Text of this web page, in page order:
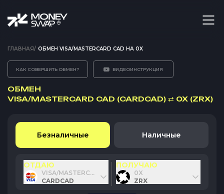
ГЛАВНАЯ/ ОБМЕН VISA/MASTERCARD CAD НА 0X
КАК СОВЕРШИТЬ ОБМЕН? ВИДЕОИНСТРУКЦИЯ
ОБМЕН
VISA/MASTERCARD CAD (CARDCAD) ⇄ 0X (ZRX)
Безналичные Наличные
ОТДАЮ
VISA/MASTERCARD CAD
CARDCAD
ПОЛУЧАЮ
0X
ZRX